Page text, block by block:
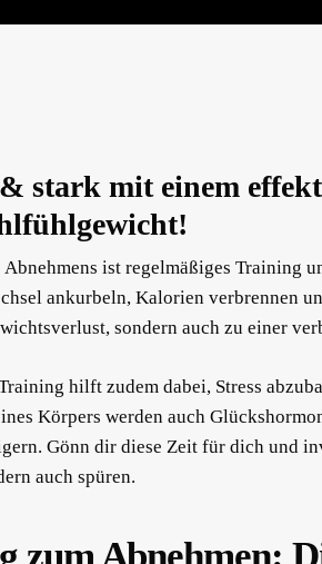
stark mit einem
ist regelmäßiges Training
ankurbeln, Kalorien verbrennen
sondern auch zu einer
hilft zudem dabei, Stress
Körpers werden auch
Gönn dir diese Zeit für dich und
auch spüren.